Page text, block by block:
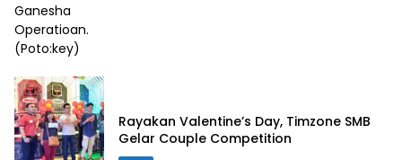
Ganesha
Operatioan.
(Poto:key)
Rayakan Valentine’s Day, Timzone SMB
Gelar Couple Competition